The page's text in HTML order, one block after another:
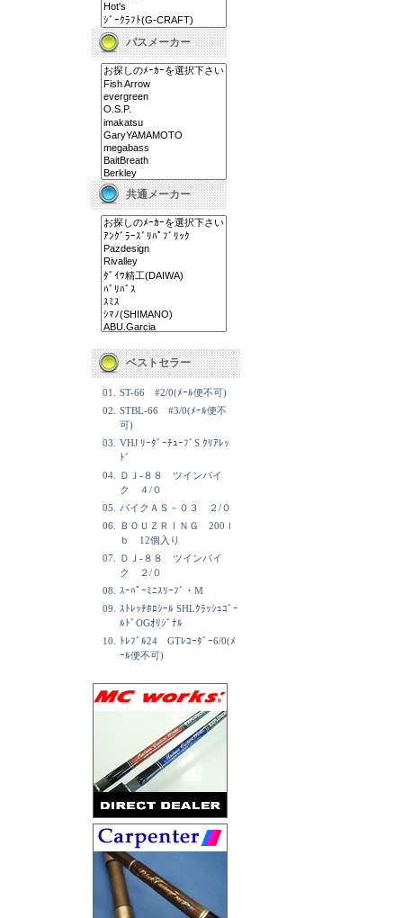
バスメーカー
共通メーカー
ベストセラー
01.
ST-66 #2/0(ﾒｰﾙ便不可)
02.
STBL-66 #3/0(ﾒｰﾙ便不
可)
03.
VHJ ﾘｰﾀﾞｰﾁｭｰﾌﾞS ｸﾘｱﾚｯ
ﾄﾞ
04.
ＤＪ-８８ ツインパイ
ク ４/０
05.
パイクＡＳ－０３ ２/０
06.
ＢＯＵＺＲＩＮＧ 200ｌ
ｂ 12個入り
07.
ＤＪ-８８ ツインパイ
ク ２/０
08.
ｽｰﾊﾟｰﾐﾆｽﾘｰﾌﾞ・M
09.
ｽﾄﾚｯﾁﾎﾛｼｰﾙ SHLｸﾗｯｼｭｺﾞｰ
ﾙﾄﾞOGｵﾘｼﾞﾅﾙ
10.
ﾄﾚﾌﾞﾙ24 GTﾚｺｰﾀﾞｰ6/0(ﾒ
ｰﾙ便不可)